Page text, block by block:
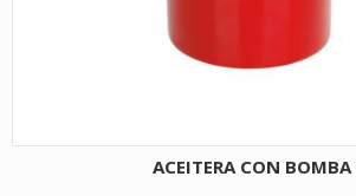
ACEITERA CON